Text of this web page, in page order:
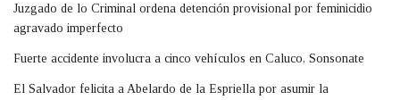
Juzgado de lo Criminal ordena detención provisional por feminicidio
agravado imperfecto
Fuerte accidente involucra a cinco vehículos en Caluco, Sonsonate
El Salvador felicita a Abelardo de la Espriella por asumir la